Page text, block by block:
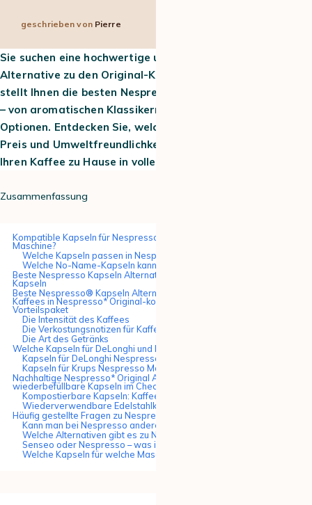
geschrieben von Pierre
Sie suchen eine hochwertige und zugleich günstigere
Alternative zu den Original-Kapseln? Dieser Ratgeber
stellt Ihnen die besten Nespresso-kompatiblen Kapseln vor
– von aromatischen Klassikern bis zu nachhaltigen
Optionen. Entdecken Sie, welche Marken bei Geschmack,
Preis und Umweltfreundlichkeit überzeugen, damit Sie
Ihren Kaffee zu Hause in vollen Zügen genießen können.
Zusammenfassung
Kompatible Kapseln für Nespresso: welche Kapseln passen in die
Maschine?
Welche Kapseln passen in Nespresso Maschinen?
Welche No-Name-Kapseln kann man für Nespresso verwenden?
Beste Nespresso Kapseln Alternative: unsere Top 5 der besten
Kapseln
Beste Nespresso® Kapseln Alternative: unsere Top 5 der besten
Kaffees in Nespresso* Original-kompatiblen Kapseln im
Vorteilspaket
Die Intensität des Kaffees
Die Verkostungsnotizen für Kaffee
Die Art des Getränks
Welche Kapseln für DeLonghi und Krups Nespresso Maschinen?
Kapseln für DeLonghi Nespresso Maschinen
Kapseln für Krups Nespresso Maschinen
Nachhaltige Nespresso* Original Alternativen: Kompostierbare &
wiederbefüllbare Kapseln im Check
Kompostierbare Kapseln: Kaffeegenuss ohne Aluminiummüll
Wiederverwendbare Edelstahlkapseln: Die Zero-Waste-Lösung
Häufig gestellte Fragen zu Nespresso Kapseln Alternativen
Kann man bei Nespresso andere Kapseln verwenden?
Welche Alternativen gibt es zu Nespresso Original Kapseln?
Senseo oder Nespresso – was ist besser?
Welche Kapseln für welche Maschine?